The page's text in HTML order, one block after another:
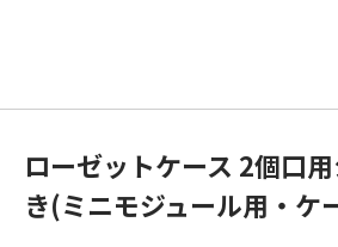
ローゼットケース 2個口
き(ミニモジュール用・ケ